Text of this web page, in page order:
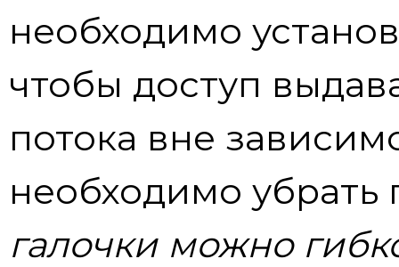
необходимо
чтобы доступ
потока вне
необходимо убрать
галочки можно